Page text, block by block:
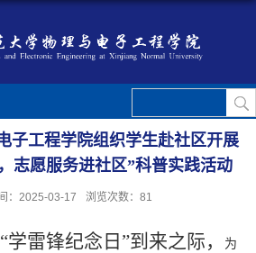
子工程学院组织学生赴社区开展
志愿服务进社区”科普实践活动
：2025-03-17 浏览次数： 81
“学雷锋纪念日”到来之际，
为